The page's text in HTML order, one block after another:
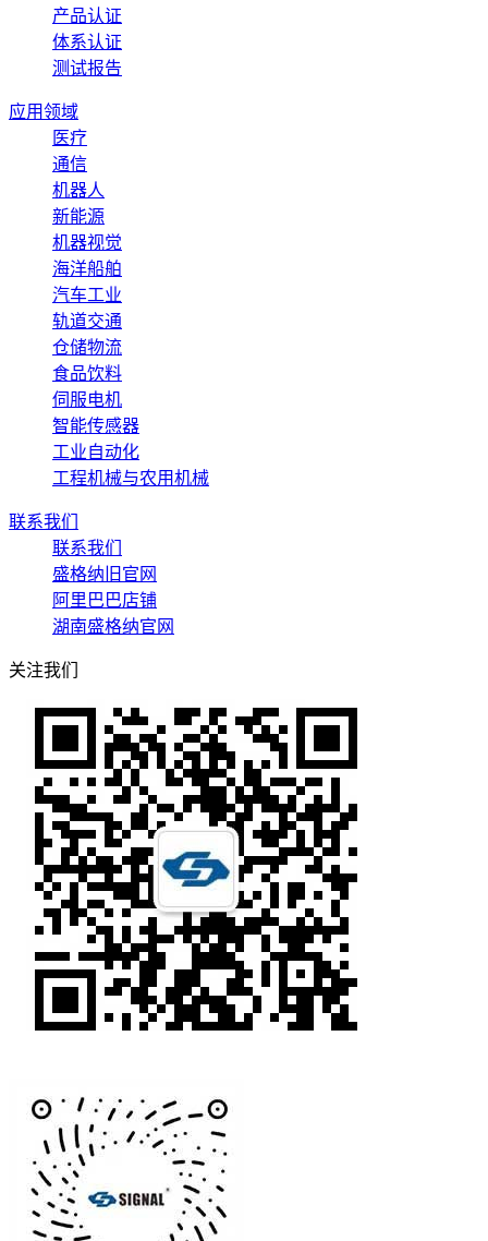
产品认证
体系认证
测试报告
应用领域
医疗
通信
机器人
新能源
机器视觉
海洋船舶
汽车工业
轨道交通
仓储物流
食品饮料
伺服电机
智能传感器
工业自动化
工程机械与农用机械
联系我们
联系我们
盛格纳旧官网
阿里巴巴店铺
湖南盛格纳官网
关注我们